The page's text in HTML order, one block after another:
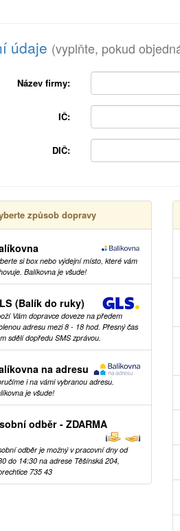
údaje (vyplňte, pokud
Název firmy:
IČ:
DIČ:
způsob dopravy
si box nebo výdejní místo, které vám
Balíkovna je všude!
(Balík do ruky)
Vám dopravce doveze na předem
adresu mezi 8 - 18 hod. Přesný čas
sdělí dopředu SMS zprávou.
na adresu
i na vámi vybranou adresu.
je všude!
odběr - ZDARMA
odběr je možný v pracovní dny od
do 14:30 na adrese Těšínská 204,
735 43